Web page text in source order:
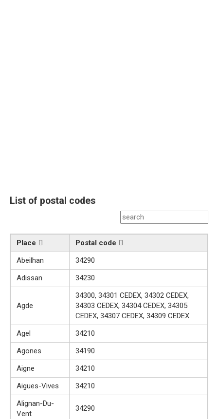
List of postal codes
Place
Postal code
Abeilhan
34290
Adissan
34230
Agde
34300, 34301 CEDEX, 34302 CEDEX,
34303 CEDEX, 34304 CEDEX, 34305
CEDEX, 34307 CEDEX, 34309 CEDEX
Agel
34210
Agones
34190
Aigne
34210
Aigues-Vives
34210
Alignan-Du-
Vent
34290